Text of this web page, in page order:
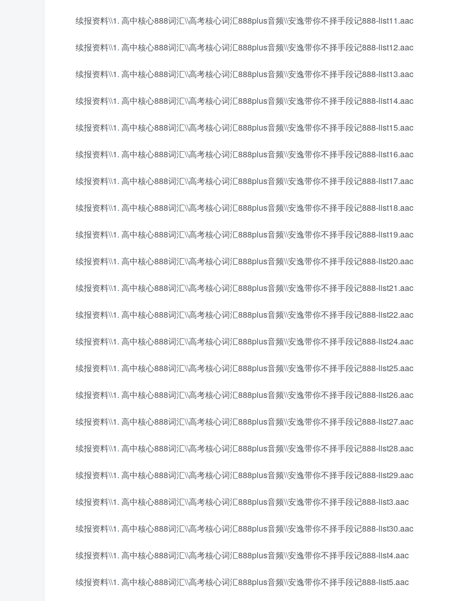
续报资料\\1. 高中核心888词汇\\高考核心词汇888plus音频\\安逸带你不择手段记888-list11.aac
续报资料\\1. 高中核心888词汇\\高考核心词汇888plus音频\\安逸带你不择手段记888-list12.aac
续报资料\\1. 高中核心888词汇\\高考核心词汇888plus音频\\安逸带你不择手段记888-list13.aac
续报资料\\1. 高中核心888词汇\\高考核心词汇888plus音频\\安逸带你不择手段记888-list14.aac
续报资料\\1. 高中核心888词汇\\高考核心词汇888plus音频\\安逸带你不择手段记888-list15.aac
续报资料\\1. 高中核心888词汇\\高考核心词汇888plus音频\\安逸带你不择手段记888-list16.aac
续报资料\\1. 高中核心888词汇\\高考核心词汇888plus音频\\安逸带你不择手段记888-list17.aac
续报资料\\1. 高中核心888词汇\\高考核心词汇888plus音频\\安逸带你不择手段记888-list18.aac
续报资料\\1. 高中核心888词汇\\高考核心词汇888plus音频\\安逸带你不择手段记888-list19.aac
续报资料\\1. 高中核心888词汇\\高考核心词汇888plus音频\\安逸带你不择手段记888-list20.aac
续报资料\\1. 高中核心888词汇\\高考核心词汇888plus音频\\安逸带你不择手段记888-list21.aac
续报资料\\1. 高中核心888词汇\\高考核心词汇888plus音频\\安逸带你不择手段记888-list22.aac
续报资料\\1. 高中核心888词汇\\高考核心词汇888plus音频\\安逸带你不择手段记888-list24.aac
续报资料\\1. 高中核心888词汇\\高考核心词汇888plus音频\\安逸带你不择手段记888-list25.aac
续报资料\\1. 高中核心888词汇\\高考核心词汇888plus音频\\安逸带你不择手段记888-list26.aac
续报资料\\1. 高中核心888词汇\\高考核心词汇888plus音频\\安逸带你不择手段记888-list27.aac
续报资料\\1. 高中核心888词汇\\高考核心词汇888plus音频\\安逸带你不择手段记888-list28.aac
续报资料\\1. 高中核心888词汇\\高考核心词汇888plus音频\\安逸带你不择手段记888-list29.aac
续报资料\\1. 高中核心888词汇\\高考核心词汇888plus音频\\安逸带你不择手段记888-list3.aac
续报资料\\1. 高中核心888词汇\\高考核心词汇888plus音频\\安逸带你不择手段记888-list30.aac
续报资料\\1. 高中核心888词汇\\高考核心词汇888plus音频\\安逸带你不择手段记888-list4.aac
续报资料\\1. 高中核心888词汇\\高考核心词汇888plus音频\\安逸带你不择手段记888-list5.aac